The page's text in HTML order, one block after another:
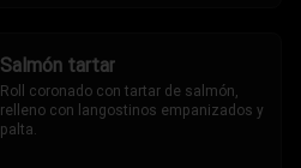
Salmón tartar
Roll coronado con tartar de salmón,
relleno con langostinos empanizados y
palta.